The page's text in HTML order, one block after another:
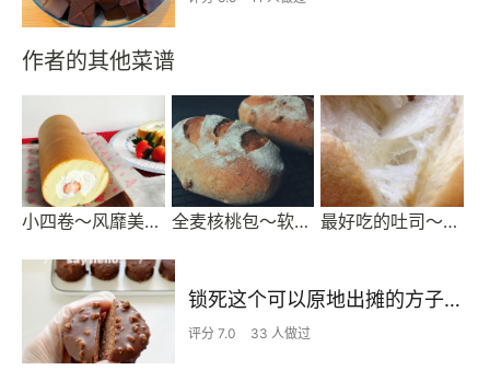
作者的其他菜谱
小四卷～风靡美食群的美味蛋糕卷 全麦核桃包～软欧包 最好吃的吐司～70%中种北海道
锁死这个可以原地出摊的方子——梦龙可可小贝
评分 7.0 33 人做过